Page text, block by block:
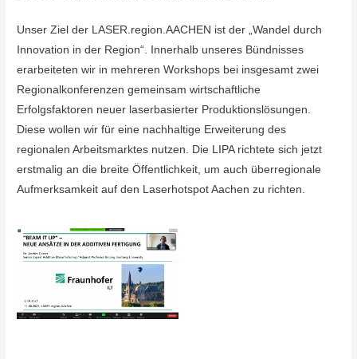
Unser Ziel der LASER.region.AACHEN ist der „Wandel durch
Innovation in der Region“. Innerhalb unseres Bündnisses
erarbeiteten wir in mehreren Workshops bei insgesamt zwei
Regionalkonferenzen gemeinsam wirtschaftliche
Erfolgsfaktoren neuer laserbasierter Produktionslösungen.
Diese wollen wir für eine nachhaltige Erweiterung des
regionalen Arbeitsmarktes nutzen. Die LIPA richtete sich jetzt
erstmalig an die breite Öffentlichkeit, um auch überregionale
Aufmerksamkeit auf den Laserhotspot Aachen zu richten.